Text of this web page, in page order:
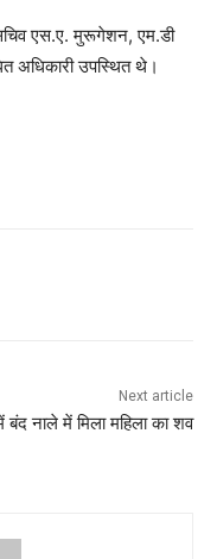
एस.ए. मुरूगेशन, एम.डी
अधिकारी उपस्थित थे।
Next article
बंद नाले में मिला महिला का शव